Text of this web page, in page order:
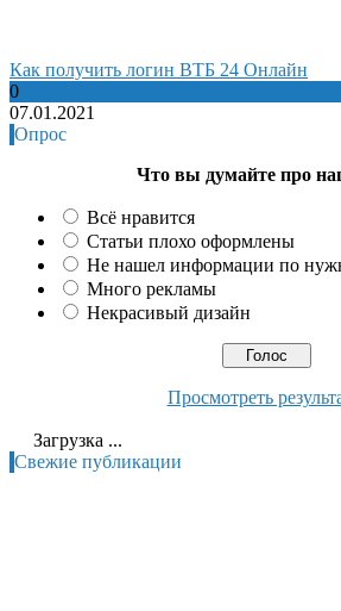
Как получить логин ВТБ 24 Онлайн
0
07.01.2021
Опрос
Что вы думайте про
Всё нравится
Статьи плохо оформлены
Не нашел информации по
Много рекламы
Некрасивый дизайн
Просмотреть
Загрузка ...
Свежие публикации